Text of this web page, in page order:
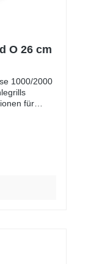
O 26 cm
für